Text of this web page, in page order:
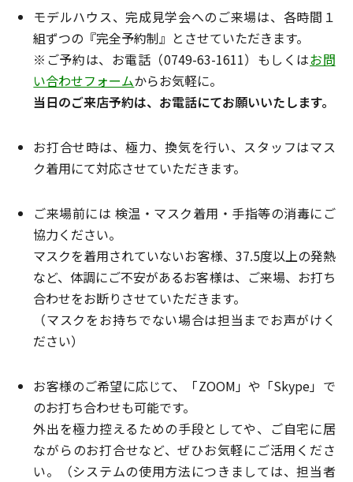
モデルハウス、完成見学会へのご来場は、各時間１
組ずつの『完全予約制』とさせていただきます。
※ご予約は、お電話（0749-63-1611）もしくはお問
い合わせフォームからお気軽に。
当日のご来店予約は、お電話にてお願いいたします。
お打合せ時は、極力、換気を行い、スタッフはマス
ク着用にて対応させていただきます。
ご来場前には 検温・マスク着用・手指等の消毒にご
協力ください。
マスクを着用されていないお客様、37.5度以上の発熱
など、体調にご不安があるお客様は、ご来場、お打ち
合わせをお断りさせていただきます。
（マスクをお持ちでない場合は担当までお声がけく
ださい）
お客様のご希望に応じて、「ZOOM」や「Skype」で
のお打ち合わせも可能です。
外出を極力控えるための手段としてや、ご自宅に居
ながらのお打合せなど、ぜひお気軽にご活用くださ
い。（システムの使用方法につきましては、担当者